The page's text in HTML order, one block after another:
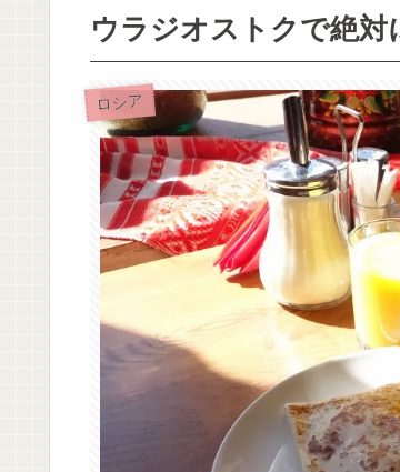
ウラジオストクで絶
ロシア